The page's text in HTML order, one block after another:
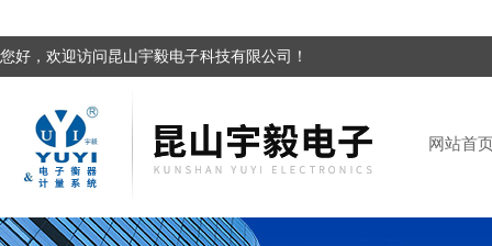
您好，欢迎访问昆山宇毅电子科技有限公司！
网站首